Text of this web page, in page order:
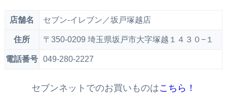
店舗名 セブン‐イレブン／坂戸塚越店
住所 〒350-0209 埼玉県坂戸市大字塚越１４３０−１
電話番号 049-280-2227
セブンネットでのお買いものはこちら！